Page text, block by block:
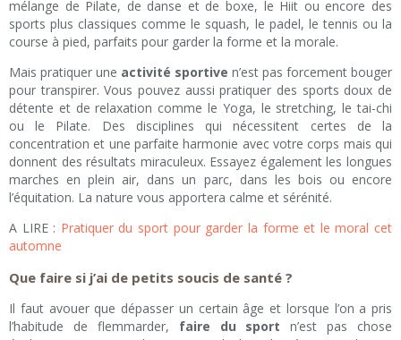
mélange de Pilate, de danse et de boxe, le Hiit ou encore des
sports plus classiques comme le squash, le padel, le tennis ou la
course à pied, parfaits pour garder la forme et la morale.
Mais pratiquer une activité sportive n’est pas forcement bouger
pour transpirer. Vous pouvez aussi pratiquer des sports doux de
détente et de relaxation comme le Yoga, le stretching, le tai-chi
ou le Pilate. Des disciplines qui nécessitent certes de la
concentration et une parfaite harmonie avec votre corps mais qui
donnent des résultats miraculeux. Essayez également les longues
marches en plein air, dans un parc, dans les bois ou encore
l’équitation. La nature vous apportera calme et sérénité.
A LIRE : Pratiquer du sport pour garder la forme et le moral cet
automne
Que faire si j’ai de petits soucis de santé ?
Il faut avouer que dépasser un certain âge et lorsque l’on a pris
l’habitude de flemmarder, faire du sport n’est pas chose